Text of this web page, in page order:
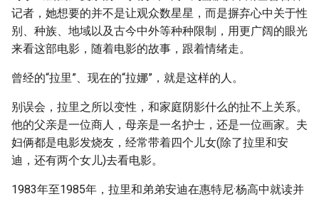
记者，她想要的并不是让观众数星星，而是摒弃心中关于性
别、种族、地域以及古今中外等种种限制，用更广阔的眼光
来看这部电影，随着电影的故事，跟着情绪走。
曾经的“拉里”、现在的“拉娜”，就是这样的人。
别误会，拉里之所以变性，和家庭阴影什么的扯不上关系。
他的父亲是一位商人，母亲是一名护士，还是一位画家。夫
妇俩都是电影发烧友，经常带着四个儿女(除了拉里和安
迪，还有两个女儿)去看电影。
1983年至1985年，拉里和弟弟安迪在惠特尼·杨高中就读并